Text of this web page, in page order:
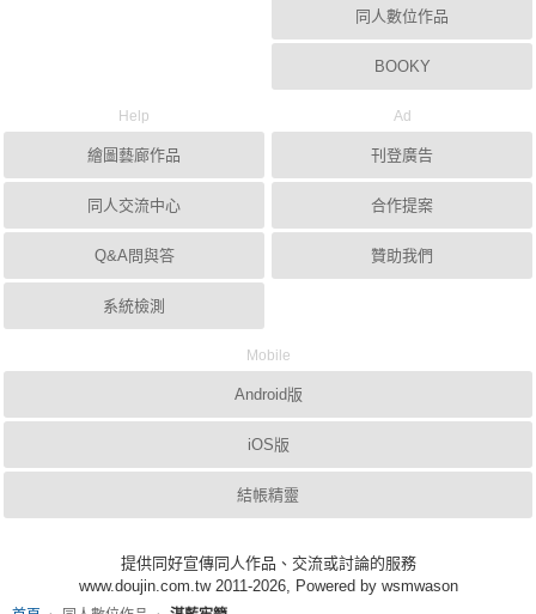
同人數位作品
BOOKY
Help
繪圖藝廊作品
同人交流中心
Q&A問與答
系統檢測
Ad
刊登廣告
合作提案
贊助我們
Mobile
Android版
iOS版
結帳精靈
提供同好宣傳同人作品、交流或討論的服務
www.doujin.com.tw 2011-2026, Powered by wsmwason